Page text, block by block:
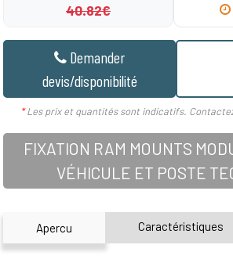
40.82€
Demander
devis/disponibilité
*Les prix et quantités sont indicatifs.
FIXATION RAM MOUNTS
VÉHICULE ET POSTE
Apercu Caractéristiques